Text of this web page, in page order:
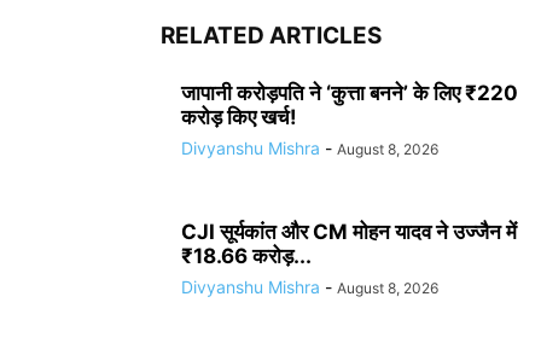
RELATED ARTICLES
जापानी करोड़पति ने ‘कुत्ता बनने’ के लिए ₹220
करोड़ किए खर्च!
Divyanshu Mishra - August 8, 2026
CJI सूर्यकांत और CM मोहन यादव ने उज्जैन में
₹18.66 करोड़...
Divyanshu Mishra - August 8, 2026